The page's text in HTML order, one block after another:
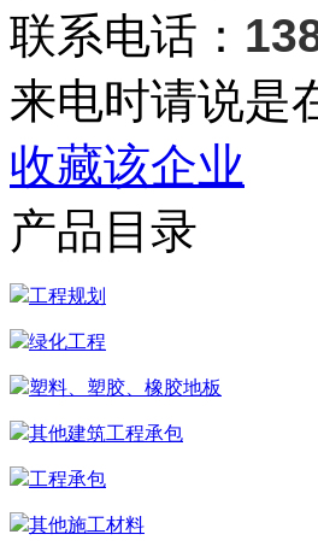
联系电话：
来电时请说是
收藏该企业
产品目录
工程规划
绿化工程
塑料、塑胶、橡胶地板
其他建筑工程承包
工程承包